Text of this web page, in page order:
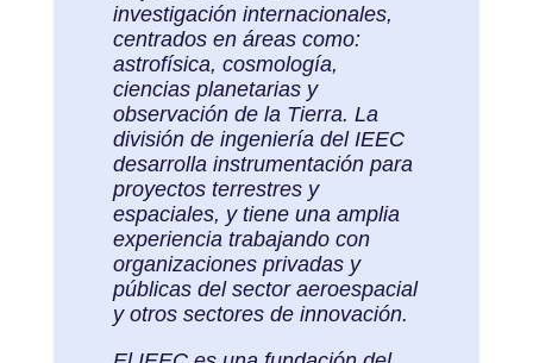
investigación internacionales,
centrados en áreas como:
astrofísica, cosmología,
ciencias planetarias y
observación de la Tierra. La
división de ingeniería del IEEC
desarrolla instrumentación para
proyectos terrestres y
espaciales, y tiene una amplia
experiencia trabajando con
organizaciones privadas y
públicas del sector aeroespacial
y otros sectores de innovación.